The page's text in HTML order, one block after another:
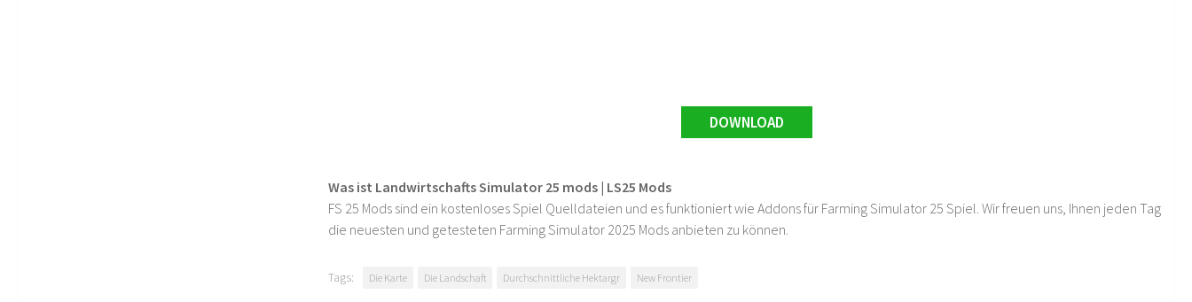
DOWNLOAD
Was ist Landwirtschafts Simulator 25 mods | LS25 Mods
FS 25 Mods sind ein kostenloses Spiel Quelldateien und es funktioniert wie Addons für Farming Simulator 25 Spiel. Wir freuen uns, Ihnen jeden Tag
die neuesten und getesteten Farming Simulator 2025 Mods anbieten zu können.
Tags: Die Karte Die Landschaft Durchschnittliche Hektargr New Frontier